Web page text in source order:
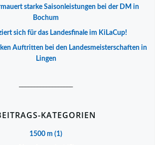
starke Saisonleistungen bei der DM in
Bochum
sich für das Landesfinale im KiLaCup!
Auftritten bei den Landesmeisterschaften in
Lingen
KATEGORIEN
1500 m (1)